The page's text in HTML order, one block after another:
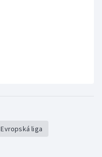
Evropská liga